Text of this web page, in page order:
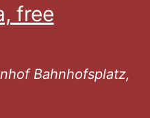
free
Bahnhofsplatz,